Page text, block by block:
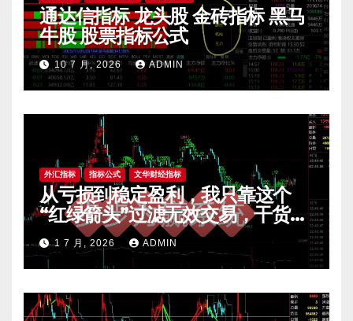
通达信指标 龙头股 金砖指标 黑马
牛股 股票指标公式
10 7 月, 2026 ADMIN
外汇指标 指标公式 文华财经指标
从亏损到稳定盈利，我只靠这个
“红绿箭头”过滤无效交易，干货全
公开 mt4指标
1 7 月, 2026 ADMIN